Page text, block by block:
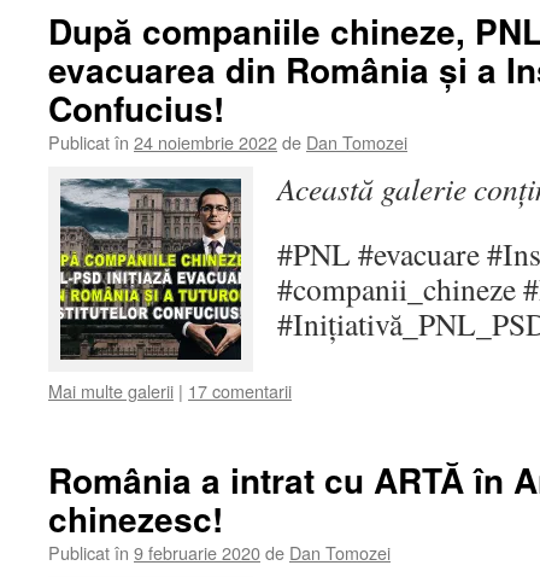
După companiile chineze,
evacuarea din România și a
Confucius!
Publicat în 24 noiembrie 2022de Dan Tomozei
Această galerie
#PNL #evacuare
#companii_chineze
Mai multe galerii | 17 comentarii
România a intrat cu ARTĂ în
chinezesc!
Publicat în 9 februarie 2020de Dan Tomozei